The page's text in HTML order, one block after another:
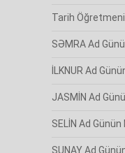
Tarih
SƏMRA Ad
İLKNUR Ad
JASMİN Ad
SELİN Ad
SUNAY Ad